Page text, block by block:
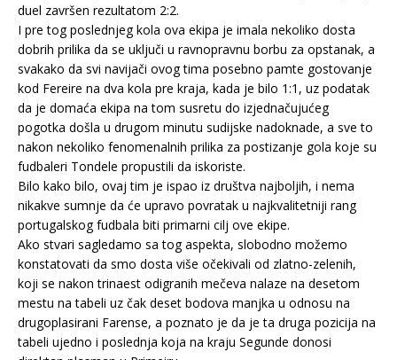
duel završen rezultatom 2:2.
I pre tog poslednjeg kola ova ekipa je imala nekoliko dosta
dobrih prilika da se uključi u ravnopravnu borbu za opstanak, a
svakako da svi navijači ovog tima posebno pamte gostovanje
kod Fereire na dva kola pre kraja, kada je bilo 1:1, uz podatak
da je domaća ekipa na tom susretu do izjednačujućeg
pogotka došla u drugom minutu sudijske nadoknade, a sve to
nakon nekoliko fenomenalnih prilika za postizanje gola koje su
fudbaleri Tondele propustili da iskoriste.
Bilo kako bilo, ovaj tim je ispao iz društva najboljih, i nema
nikakve sumnje da će upravo povratak u najkvalitetniji rang
portugalskog fudbala biti primarni cilj ove ekipe.
Ako stvari sagledamo sa tog aspekta, slobodno možemo
konstatovati da smo dosta više očekivali od zlatno-zelenih,
koji se nakon trinaest odigranih mečeva nalaze na desetom
mestu na tabeli uz čak deset bodova manjka u odnosu na
drugoplasirani Farense, a poznato je da je ta druga pozicija na
tabeli ujedno i poslednja koja na kraju Segunde donosi